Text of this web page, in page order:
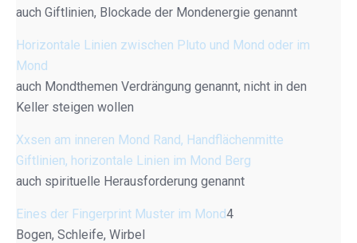
auch Giftlinien, Blockade der Mondenergie genannt
Horizontale Linien zwischen Pluto und Mond oder im
Mond
auch Mondthemen Verdrängung genannt, nicht in den
Keller steigen wollen
Xxsen am inneren Mond Rand, Handflächenmitte
Giftlinien, horizontale Linien im Mond Berg
auch spirituelle Herausforderung genannt
Eines der Fingerprint Muster im Mond4
Bogen, Schleife, Wirbel